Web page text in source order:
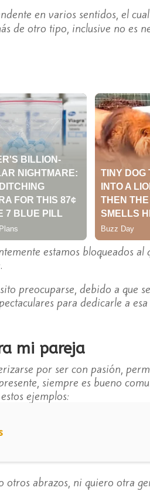
en varios sentidos, el
de otro tipo, inclusive no es
estamos bloqueados
preocuparse, debido a que
para dedicarle a esa
mi pareja
por ser con pasión,
siempre es bueno
ejemplos:
otros abrazos, ni quiero otra